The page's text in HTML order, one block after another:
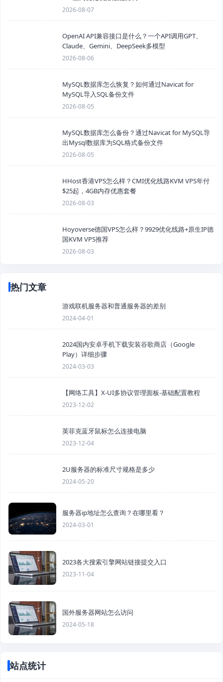
2026-08-07
OpenAI API兼容接口是什么？一个API调用GPT、
Claude、Gemini、DeepSeek多模型
2026-08-06
MySQL数据库怎么恢复？如何通过Navicat for
MySQL导入SQL备份文件
2026-08-05
MySQL数据库怎么备份？通过Navicat for MySQL导
出Mysql数据库为SQL格式备份文件
2026-08-05
HHost香港VPS怎么样？CMI优化线路KVM VPS年付
$25起，4GB内存优惠套餐
2026-08-03
Hoyoverse德国VPS怎么样？9929优化线路+原生IP德
国KVM VPS推荐
2026-08-03
热门文章
游戏联机服务器和普通服务器的差别
2024-04-01
2024国内安卓手机下载安装谷歌商店（Google
Play）详细步骤
2024-03-03
【网络工具】X-UI多协议管理面板-基础配置教程
2023-12-02
英菲克蓝牙鼠标怎么连接电脑
2023-12-04
2U服务器的标准尺寸规格是多少
2024-05-20
服务器ip地址怎么查询？在哪里看？
2024-03-01
2023各大搜索引擎网站链接提交入口
2023-11-04
国外服务器网站怎么访问
2024-05-18
站点统计